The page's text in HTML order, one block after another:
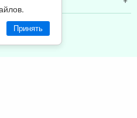
Принять